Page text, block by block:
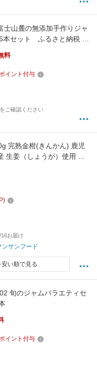
士山麓の無添加手作りジャ
セット ふるさと納税 ジ
添加 パン セット 贈答 プ
村 送料無料 DSC002
料
イント付与
ご確認ください
完熟金柑(きんかん) 鹿児
生姜（しょうが）使用 ジ
お礼 お返し 瓶入 喉に優
お届け
サンフード
安い順で見る
旬のジャムバラエティセ
イント付与